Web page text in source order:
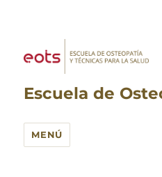
Escuela de
MENÚ